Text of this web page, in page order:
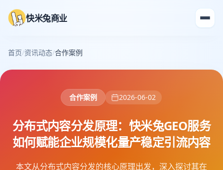
快米兔商业
首页/资讯动态/合作案例
合作案例 2026-06-02
分布式内容分发原理：快米兔GEO服务
如何赋能企业规模化量产稳定引流内容
本文从分布式内容分发的核心原理出发，深入探讨其在